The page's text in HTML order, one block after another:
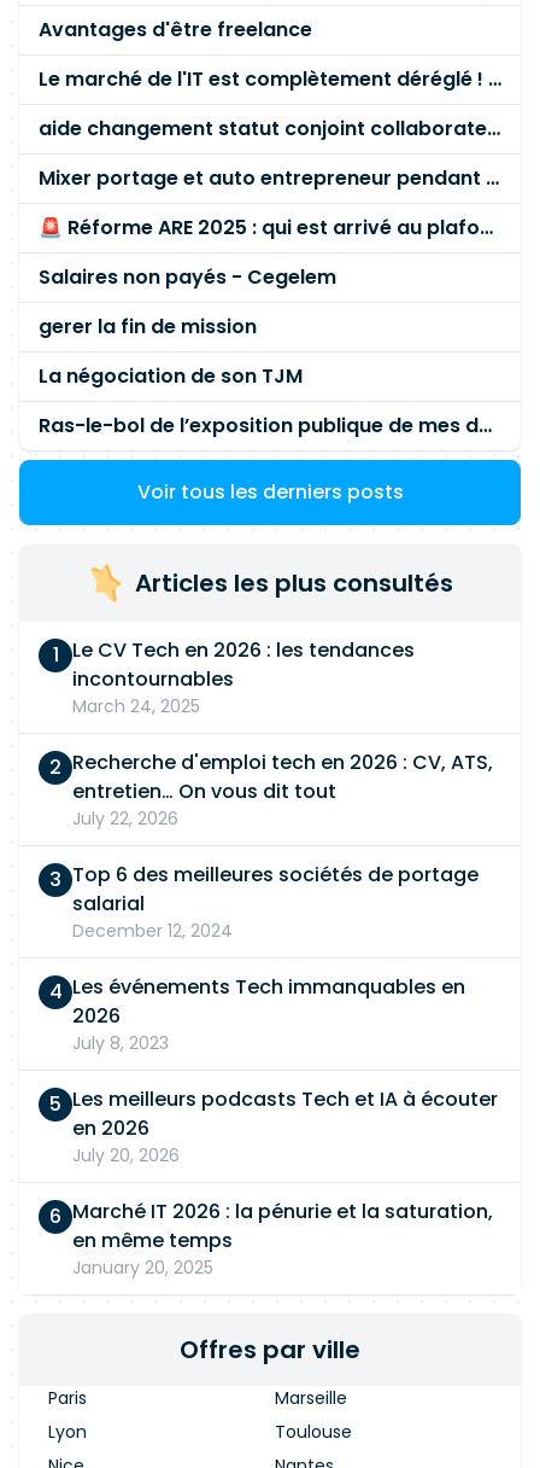
Avantages d'être freelance
Le marché de l'IT est complètement déréglé ! STOP à cette mascarade ! Il faut s'unir et résister !
aide changement statut conjoint collaborateur
Mixer portage et auto entrepreneur pendant des années - quel risque ?
🚨 Réforme ARE 2025 : qui est arrivé au plafond des 60 % en gardant son entreprise ?
Salaires non payés - Cegelem
gerer la fin de mission
La négociation de son TJM
Ras-le-bol de l’exposition publique de mes données personnelles liées à mon entreprise
Voir tous les derniers posts
Articles les plus consultés
Le CV Tech en 2026 : les tendances
incontournables
March 24, 2025
Recherche d'emploi tech en 2026 : CV, ATS,
entretien… On vous dit tout
July 22, 2026
Top 6 des meilleures sociétés de portage
salarial
December 12, 2024
Les événements Tech immanquables en
2026
July 8, 2023
Les meilleurs podcasts Tech et IA à écouter
en 2026
July 20, 2026
Marché IT 2026 : la pénurie et la saturation,
en même temps
January 20, 2025
Offres par ville
Paris
Marseille
Lyon
Toulouse